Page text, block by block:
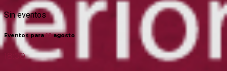
Sin eventos
Eventos para13agosto
18:00